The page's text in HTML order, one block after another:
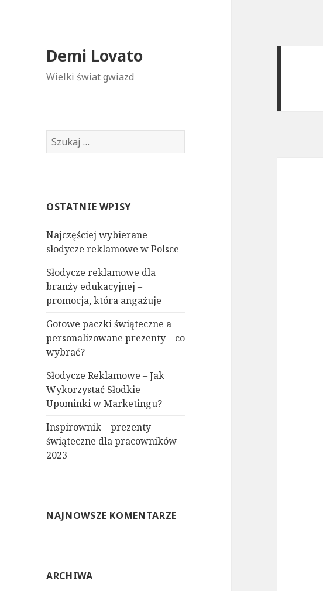
Demi Lovato
Wielki świat gwiazd
S
z
j
OSTATNIE WPISY
Najczęściej wybierane
słodycze reklamowe w Polsce
Słodycze reklamowe dla
branży edukacyjnej –
promocja, która angażuje
Gotowe paczki świąteczne a
personalizowane prezenty – co
wybrać?
Słodycze Reklamowe – Jak
Wykorzystać Słodkie
Upominki w Marketingu?
Inspirownik – prezenty
świąteczne dla pracowników
2023
NAJNOWSZE KOMENTARZE
ARCHIWA